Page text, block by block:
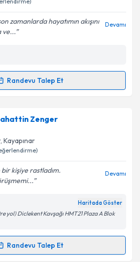
işlenmesine ilişkin
işlenmesini kabul ediyorum.
zamanlarda hayatımın akışını
ve...
Devamı
Randevu Talep Et
Talebi
için randevu takvimi talebi
uzmandan randevu almanız için bir
e-posta ile bilgilendireceğiz.
işlenmesine ilişkin
Aydınlatma
ve kişisel verilerimin belirtilen
kabul ediyorum.
Talebini Gönder
Zenger
, Kayapınar
kişiye rastladım.
Devamı
Haritada Göster
yol) Diclekent Kavşağı HMT21 Plaza A Blok
Randevu Talep Et
Talebi